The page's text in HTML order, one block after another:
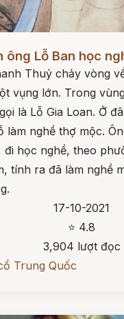
ông Lỗ Ban học
Thuỷ chảy vòng
vụng lớn. Trong
là Lỗ Gia Loan. Ở
làm nghề thợ mộc.
đi học nghề, theo
tính ra đã làm nghề
17-10-2021
⭐ 4.8
3,904 lượt đọc
Trung Quốc